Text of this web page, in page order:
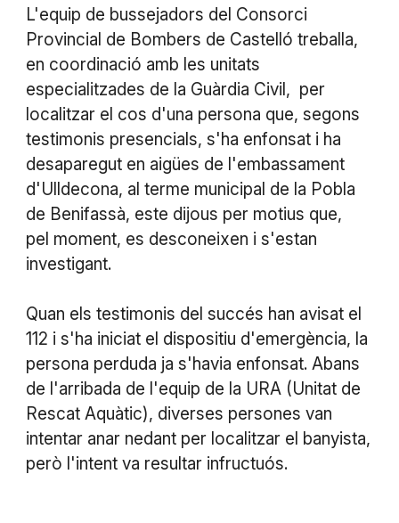
L'equip de bussejadors del Consorci
Provincial de Bombers de Castelló treballa,
en coordinació amb les unitats
especialitzades de la Guàrdia Civil, per
localitzar el cos d'una persona que, segons
testimonis presencials, s'ha enfonsat i ha
desaparegut en aigües de l'embassament
d'Ulldecona, al terme municipal de la Pobla
de Benifassà, este dijous per motius que,
pel moment, es desconeixen i s'estan
investigant.
Quan els testimonis del succés han avisat el
112 i s'ha iniciat el dispositiu d'emergència, la
persona perduda ja s'havia enfonsat. Abans
de l'arribada de l'equip de la URA (Unitat de
Rescat Aquàtic), diverses persones van
intentar anar nedant per localitzar el banyista,
però l'intent va resultar infructuós.